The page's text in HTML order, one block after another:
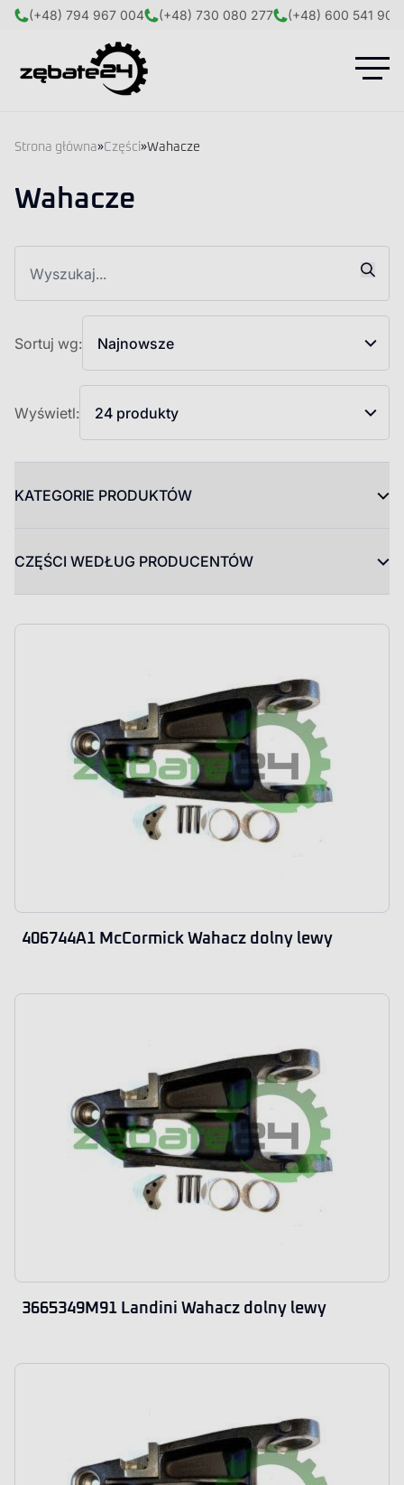
(+48) 794 967 004 (+48) 730 080 277 (+48) 600 541 908
Strona główna»Części»Wahacze
Wahacze
Sortuj wg: Najnowsze
Wyświetl: 24 produkty
KATEGORIE PRODUKTÓW
CZĘŚCI WEDŁUG PRODUCENTÓW
406744A1 McCormick Wahacz dolny lewy
3665349M91 Landini Wahacz dolny lewy